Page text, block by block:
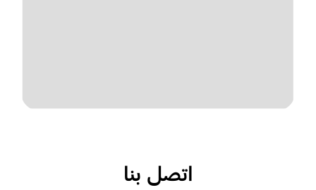
اتصل بنا